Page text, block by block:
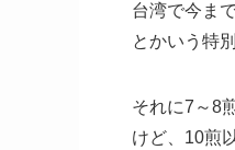
台湾で今ま
とかいう特
それに7～8
けど、10煎